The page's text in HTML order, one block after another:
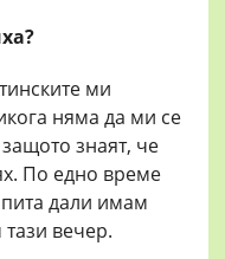
ми
няма да ми се
знаят, че
По едно време
дали имам
вечер.